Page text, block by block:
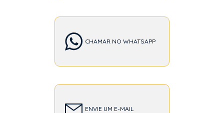
CHAMAR NO WHATSAPP
ENVIE UM E-MAIL